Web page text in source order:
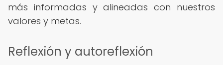
más informadas y alineadas con nuestros
valores y metas.
Reflexión y autoreflexión